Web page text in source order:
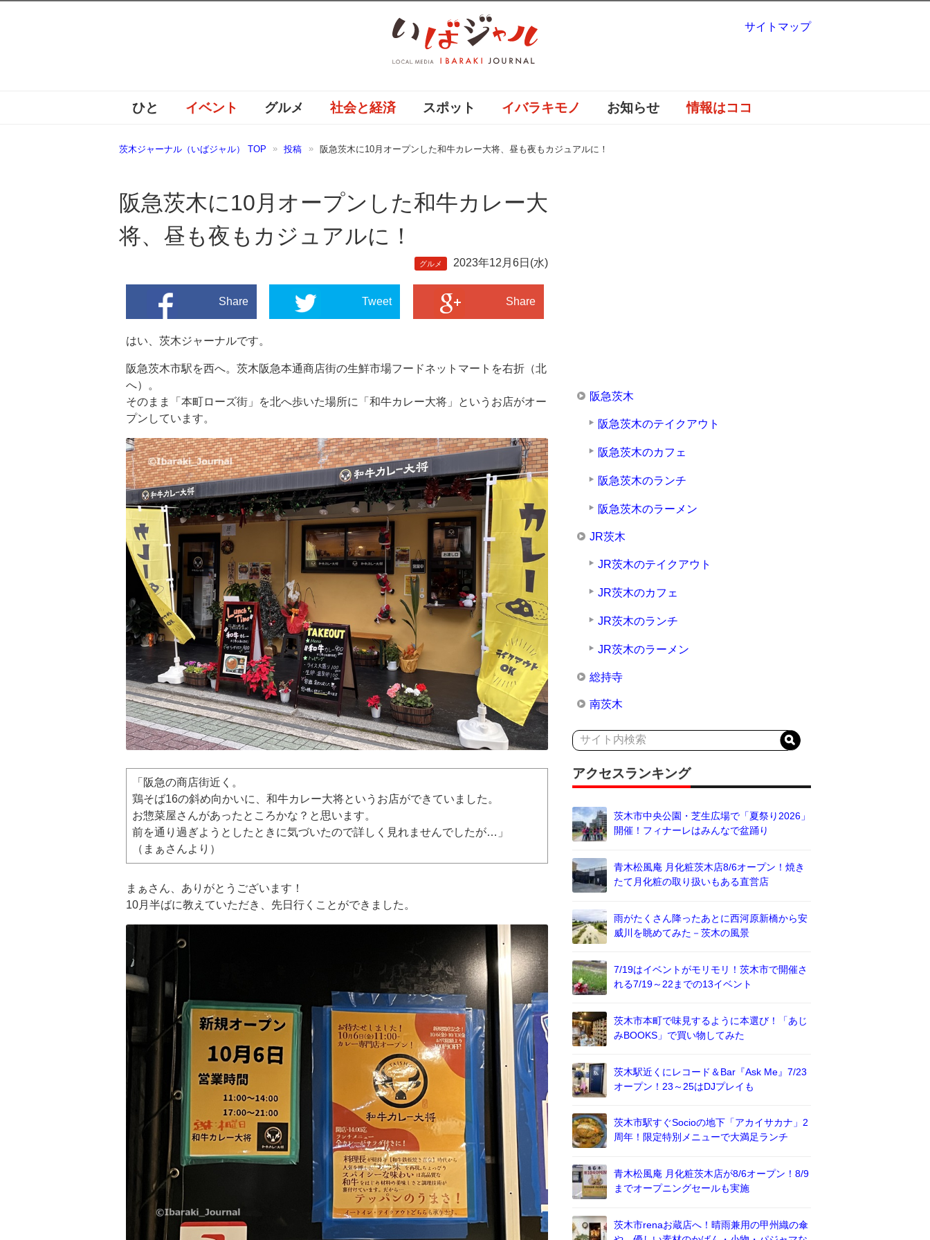
ひと イベント グルメ 社会と経済 スポット イバラキモノ お知らせ 情報はココ
茨木ジャーナル（いばジャル） TOP 投稿 阪急茨木に10月オープンした和牛カレー大将、昼も夜もカジュアルに！
阪急茨木に10月オープンした和牛カレー大
将、昼も夜もカジュアルに！
グルメ 2023年12月6日(水)
Share Tweet Share
はい、茨木ジャーナルです。
阪急茨木市駅を西へ。茨木阪急本通商店街の生鮮市場フードネットマートを右折（北
へ）。
そのまま「本町ローズ街」を北へ歩いた場所に「和牛カレー大将」というお店がオー
プンしています。
「阪急の商店街近く。
鶏そば16の斜め向かいに、和牛カレー大将というお店ができていました。
お惣菜屋さんがあったところかな？と思います。
前を通り過ぎようとしたときに気づいたので詳しく見れませんでしたが…」
（まぁさんより）
まぁさん、ありがとうございます！
10月半ばに教えていただき、先日行くことができました。
阪急茨木
阪急茨木のテイクアウト
阪急茨木のカフェ
阪急茨木のランチ
阪急茨木のラーメン
JR茨木
JR茨木のテイクアウト
JR茨木のカフェ
JR茨木のランチ
JR茨木のラーメン
総持寺
南茨木
アクセスランキング
茨木市中央公園・芝生広場で「夏祭り2026」
開催！フィナーレはみんなで盆踊り
青木松風庵 月化粧茨木店8/6オープン！焼き
たて月化粧の取り扱いもある直営店
雨がたくさん降ったあとに西河原新橋から安
威川を眺めてみた－茨木の風景
7/19はイベントがモリモリ！茨木市で開催さ
れる7/19～22までの13イベント
茨木市本町で味見するように本選び！「あじ
みBOOKS」で買い物してみた
茨木駅近くにレコード＆Bar『Ask Me』7/23
オープン！23～25はDJプレイも
茨木市駅すぐSocioの地下「アカイサカナ」2
周年！限定特別メニューで大満足ランチ
青木松風庵 月化粧茨木店が8/6オープン！8/9
までオープニングセールも実施
茨木市renaお蔵店へ！晴雨兼用の甲州織の傘
サイトマップ